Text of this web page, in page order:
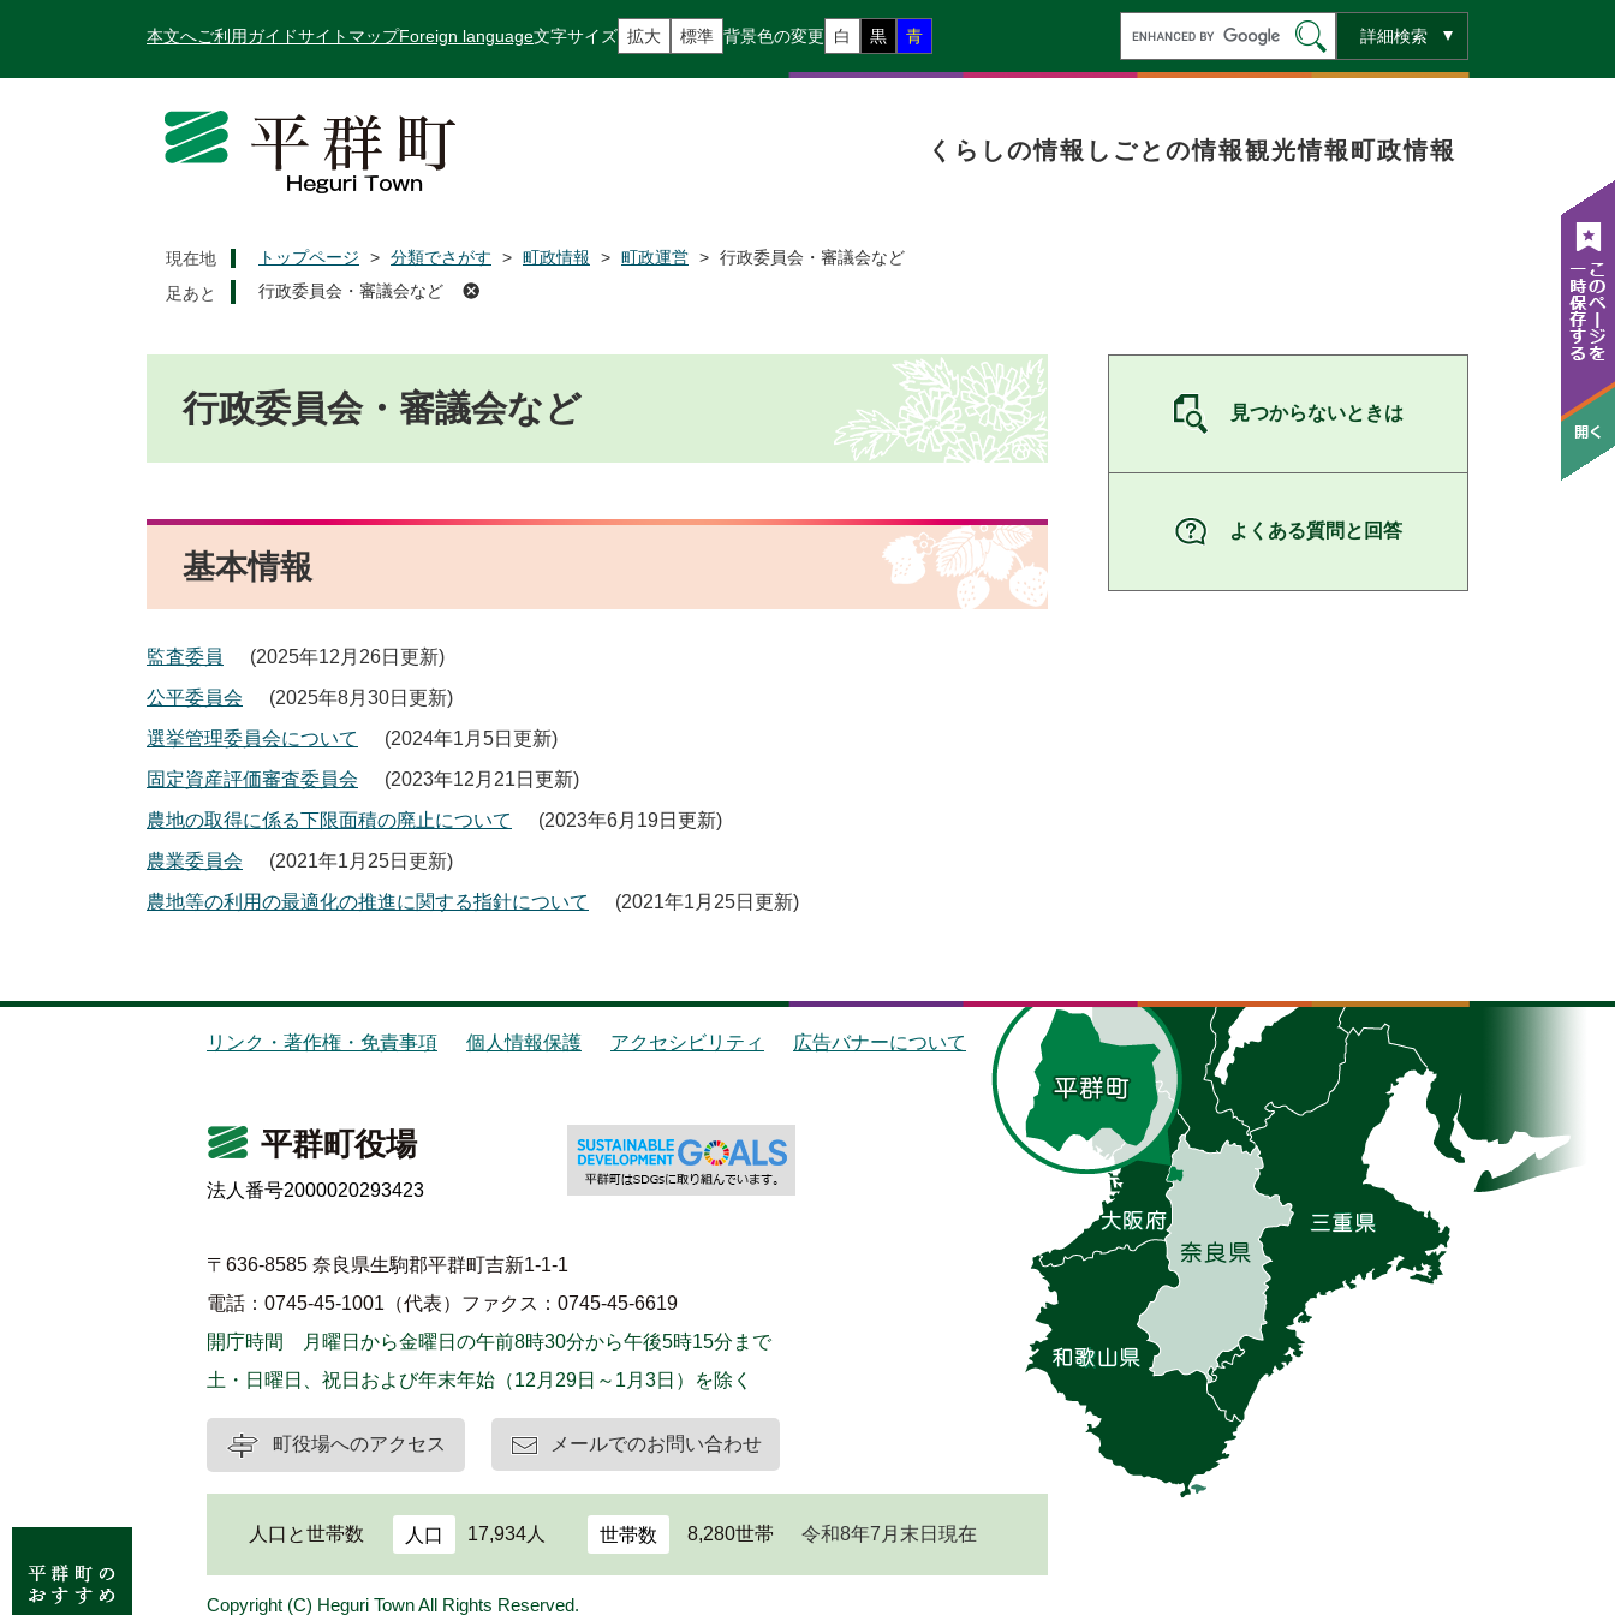
本文へご利用ガイドサイトマップForeign language文字サイズ 拡大 標準 背景色の変更 白 黒 青
ー
ー
詳細検索
くらしの情報 しごとの情報観光情報町政情報
現在地 トップページ > 分類でさがす > 町政情報 > 町政運営 > 行政委員会・審議会など
行政委員会・審議会など
行政委員会・審議会など
基本情報
監査委員
2025年12月26日更新
公平委員会
2025年8月30日更新
選挙管理委員会について
2024年1月5日更新
固定資産評価審査委員会
2023年12月21日更新
農地の取得に係る下限面積の廃止について
2023年6月19日更新
農業委員会
2021年1月25日更新
農地等の利用の最適化の推進に関する指針について
2021年1月25日更新
見つからないときは
よくある質問と回答
リンク・著作権・免責事項 個人情報保護 アクセシビリティ 広告バナーについて
平群町役場
法人番号2000020293423
〒636-8585 奈良県生駒郡平群町吉新1-1-1
電話：0745-45-1001（代表） ファクス：0745-45-6619
開庁時間 月曜日から金曜日の午前8時30分から午後5時15分まで
土・日曜日、祝日および年末年始（12月29日～1月3日）を除く
町役場へのアクセス メールでのお問い合わせ
人口と世帯数 人口 17,934人 世帯数 8,280世帯 令和8年7月末日現在
Copyright (C) Heguri Town All Rights Reserved.